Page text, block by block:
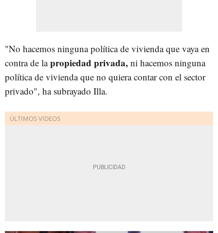
"No hacemos ninguna política de vivienda que vaya en
contra de lapropiedad privada, ni hacemos ninguna
política de vivienda que no quiera contar con el sector
privado", ha subrayado Illa.